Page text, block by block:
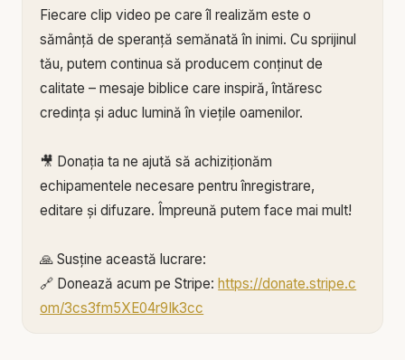
Fiecare clip video pe care îl realizăm este o
sămânță de speranță semănată în inimi. Cu sprijinul
tău, putem continua să producem conținut de
calitate – mesaje biblice care inspiră, întăresc
credința și aduc lumină în viețile oamenilor.
🎥 Donația ta ne ajută să achiziționăm
echipamentele necesare pentru înregistrare,
editare și difuzare. Împreună putem face mai mult!
🙏 Susține această lucrare:
🔗 Donează acum pe Stripe:https://donate.stripe.c
om/3cs3fm5XE04r9Ik3cc